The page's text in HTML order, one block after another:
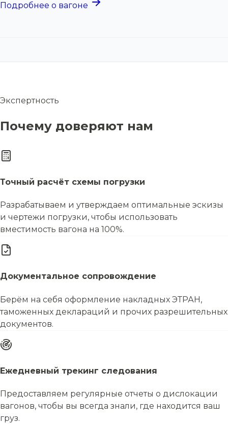
Подробнее о вагоне
Экспертность
Почему доверяют нам
Точный расчёт схемы погрузки
Разрабатываем и утверждаем оптимальные эскизы
и чертежи погрузки, чтобы использовать
вместимость вагона на 100%.
Документальное сопровождение
Берём на себя оформление накладных ЭТРАН,
таможенных деклараций и прочих разрешительных
документов.
Ежедневный трекинг следования
Предоставляем регулярные отчеты о дислокации
вагонов, чтобы вы всегда знали, где находится ваш
груз.